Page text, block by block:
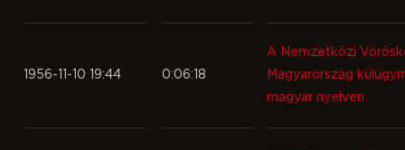
1956-11-10 19:44 0:06:18
A Nemzetközi
Magyarország
magyar nyelven